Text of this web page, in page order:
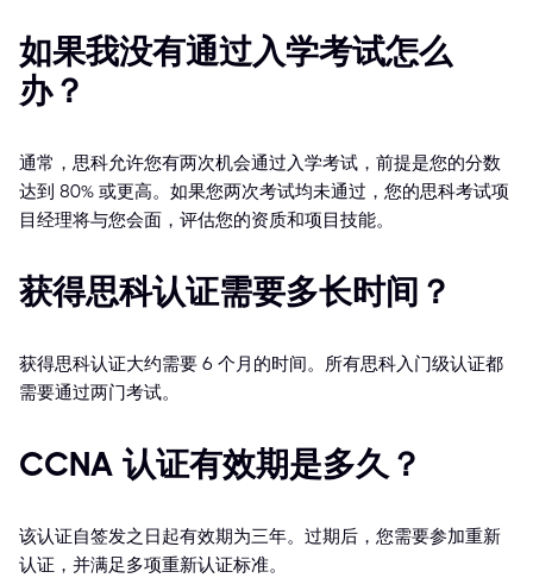
如果我没有通过入学考试怎么
办？
通常，思科允许您有两次机会通过入学考试，前提是您的分数
达到 80% 或更高。如果您两次考试均未通过，您的思科考试项
目经理将与您会面，评估您的资质和项目技能。
获得思科认证需要多长时间？
获得思科认证大约需要 6 个月的时间。所有思科入门级认证都
需要通过两门考试。
CCNA 认证有效期是多久？
该认证自签发之日起有效期为三年。过期后，您需要参加重新
认证，并满足多项重新认证标准。